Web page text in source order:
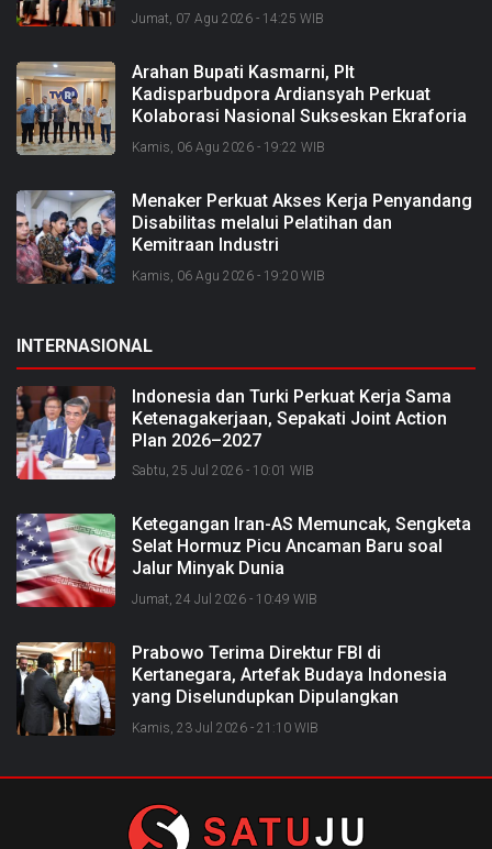
Jumat, 07 Agu 2026 - 14:25 WIB
Arahan Bupati Kasmarni, Plt
Kadisparbudpora Ardiansyah Perkuat
Kolaborasi Nasional Sukseskan Ekraforia
2026 dan Bangun Bengkalis sebagai
Kabupaten Kreatif
Kamis, 06 Agu 2026 - 19:22 WIB
Menaker Perkuat Akses Kerja Penyandang
Disabilitas melalui Pelatihan dan
Kemitraan Industri
Kamis, 06 Agu 2026 - 19:20 WIB
INTERNASIONAL
Indonesia dan Turki Perkuat Kerja Sama
Ketenagakerjaan, Sepakati Joint Action
Plan 2026–2027
Sabtu, 25 Jul 2026 - 10:01 WIB
Ketegangan Iran-AS Memuncak, Sengketa
Selat Hormuz Picu Ancaman Baru soal
Jalur Minyak Dunia
Jumat, 24 Jul 2026 - 10:49 WIB
Prabowo Terima Direktur FBI di
Kertanegara, Artefak Budaya Indonesia
yang Diselundupkan Dipulangkan
Kamis, 23 Jul 2026 - 21:10 WIB